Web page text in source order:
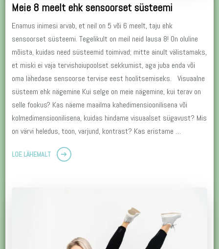
Meie 8 meelt ehk sensoorset süsteemi
Enamus inimesi arvab, et neil on 5 või 6 meelt, taju ehk
sensoorset süsteemi. Tegelikult on meil neid lausa 8! On oluline
mõista, kuidas need süsteemid toimivad; mitte ainult välistamaks,
et miski ei vaja tervishoiupoolset sekkumist, aga juba enda või
oma lähedase sensoorse tervise eest hoolitsemiseks. Visuaalne
süsteem ehk nägemine Kui selge on meie nägemine, kui terav on
selle fookus? Kas näeme maailma kahedimensioonilisena või
kolmedimensioonilisena, kuidas hindame visuaalset sügavust? Mis
on värvi heledus, toon, varjund, kontrast? Kas eristame …
LOE LÄHEMALT